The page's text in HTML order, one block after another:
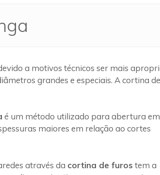
a motivos técnicos ser mais
grandes e especiais. A cortina de
é um método utilizado para abertura em
maiores em relação ao cortes
através da cortina de furos tem a